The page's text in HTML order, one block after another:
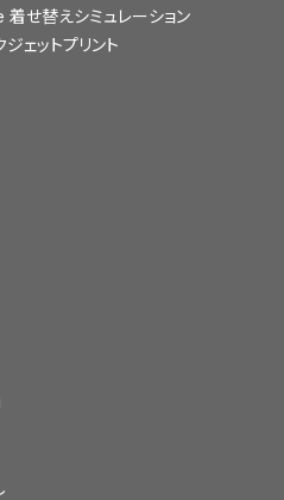
せ替えシミュレーション
ェットプリント